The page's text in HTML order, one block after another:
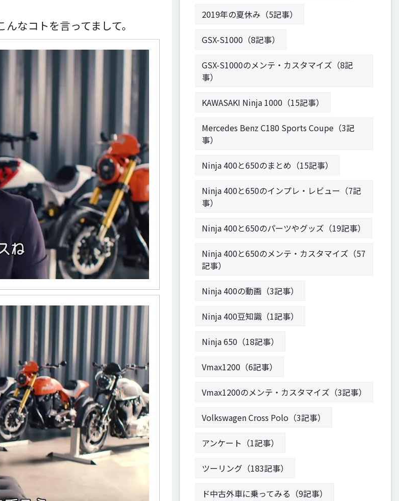
なコトを言ってまして。
2019年の夏休み（5記事）
GSX-S1000（8記事）
GSX-S1000のメンテ・カスタマイズ（8記
事）
KAWASAKI Ninja 1000（15記事）
Mercedes Benz C180 Sports Coupe（3記
事）
Ninja 400と650のまとめ（15記事）
Ninja 400と650のインプレ・レビュー（7記
事）
Ninja 400と650のパーツやグッズ（19記事）
Ninja 400と650のメンテ・カスタマイズ（57
記事）
Ninja 400の動画（3記事）
Ninja 400豆知識（1記事）
Ninja 650（18記事）
Vmax1200（6記事）
Vmax1200のメンテ・カスタマイズ（3記事）
Volkswagen Cross Polo（3記事）
アンケート（1記事）
ツーリング（183記事）
ド中古外車に乗ってみる（9記事）